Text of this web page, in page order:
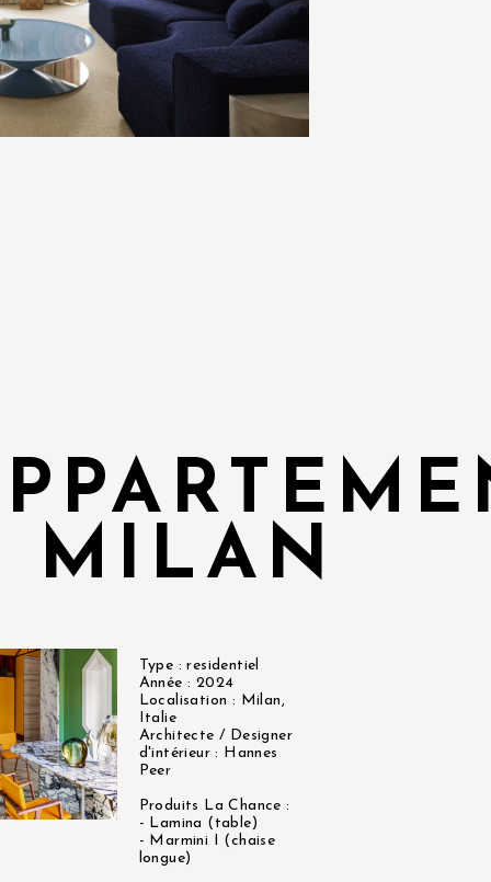
MILAN
Type : residentiel
Année : 2024
Localisation : Milan,
Italie
Architecte / Designer
d'intérieur : Hannes
Peer
Produits La Chance :
- Lamina (table)
- Marmini I (chaise
longue)